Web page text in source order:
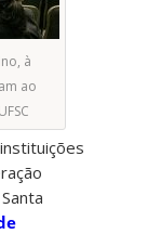
à
ao